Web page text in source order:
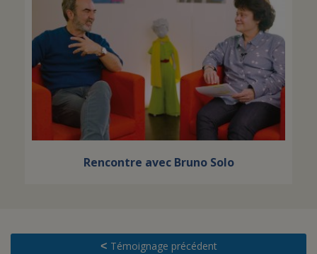
Rencontre avec Bruno Solo
< Témoignage précédent